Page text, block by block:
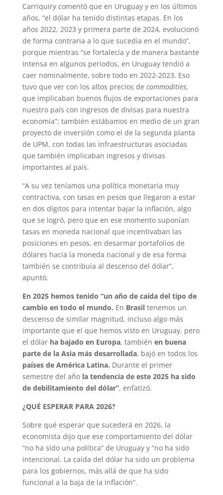
Carriquiry comentó que en Uruguay y en los últimos
años, “el dólar ha tenido distintas etapas. En los
años 2022, 2023 y primera parte de 2024, evolucionó
de forma contraria a lo que sucedía en el mundo”,
porque mientras “se fortalecía y de manera bastante
intensa en algunos periodos, en Uruguay tendió a
caer nominalmente, sobre todo en 2022-2023. Eso
tuvo que ver con los altos precios de commodities,
que implicaban buenos flujos de exportaciones para
nuestro país con ingresos de divisas para nuestra
economía”; también estábamos en medio de un gran
proyecto de inversión como el de la segunda planta
de UPM, con todas las infraestructuras asociadas
que también implicaban ingresos y divisas
importantes al país.
“A su vez teníamos una política monetaria muy
contractiva, con tasas en pesos que llegaron a estar
en dos dígitos para intentar bajar la inflación, algo
que se logró, pero que en ese momento suponían
tasas en moneda nacional que incentivaban las
posiciones en pesos, en desarmar portafolios de
dólares hacia la moneda nacional y de esa forma
también se contribuía al descenso del dólar”,
apuntó.
En 2025 hemos tenido “un año de caída del tipo de
cambio en todo el mundo. En Brasiltenemos un
descenso de similar magnitud, incluso algo más
importante que el que hemos visto en Uruguay, pero
el dólar ha bajado en Europa, también en buena
parte de la Asia más desarrollada, bajó en todos los
países de América Latina. Durante el primer
semestre del año la tendencia de este 2025 ha sido
de debilitamiento del dólar”, enfatizó.
¿QUÉ ESPERAR PARA 2026?
Sobre qué esperar que sucederá en 2026, la
economista dijo que ese comportamiento del dólar
“no ha sido una política” de Uruguay y “no ha sido
intencional. La caída del dólar ha sido un problema
para los gobiernos, más allá de que ha sido
funcional a la baja de la inflación”.